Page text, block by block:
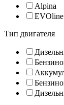
Alpina
EVOline
Тип двигателя